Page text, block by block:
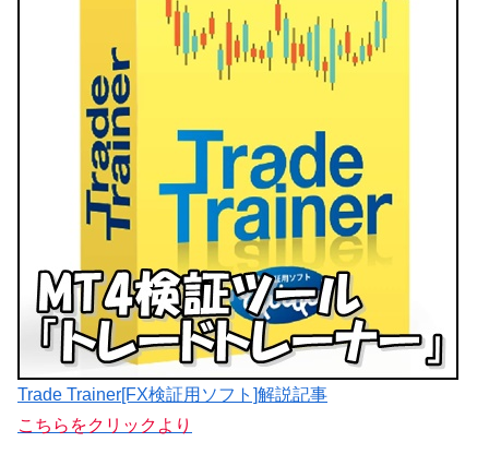
Trade Trainer[FX検証用ソフト]解説記事
こちらをクリックより